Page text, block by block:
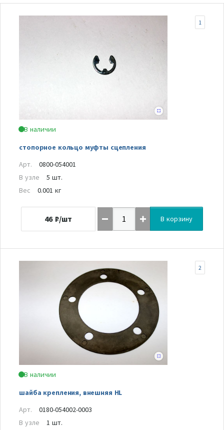
В наличии
стопорное кольцо муфты сцепления
1
Арт.
0800-054001
В узле
5 шт.
Вес
0.001 кг
46 ₽/шт В корзину
В наличии
шайба крепления, внешняя HL
2
Арт.
0180-054002-0003
В узле
1 шт.